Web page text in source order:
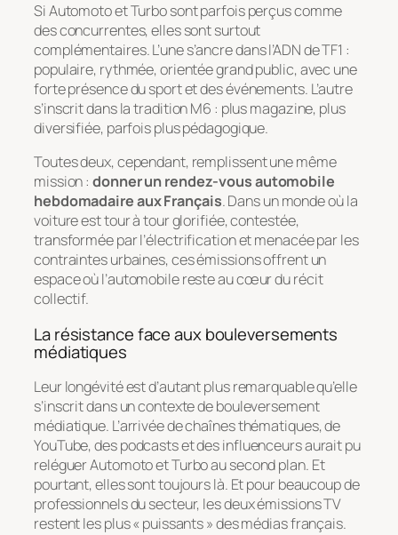
Si Automoto et Turbo sont parfois perçus comme
des concurrentes, elles sont surtout
complémentaires. L’une s’ancre dans l’ADN de TF1 :
populaire, rythmée, orientée grand public, avec une
forte présence du sport et des événements. L’autre
s’inscrit dans la tradition M6 : plus magazine, plus
diversifiée, parfois plus pédagogique.
Toutes deux, cependant, remplissent une même
mission :donner un rendez-vous automobile
hebdomadaire aux Français. Dans un monde où la
voiture est tour à tour glorifiée, contestée,
transformée par l’électrification et menacée par les
contraintes urbaines, ces émissions offrent un
espace où l’automobile reste au cœur du récit
collectif.
La résistance face aux bouleversements
médiatiques
Leur longévité est d’autant plus remarquable qu’elle
s’inscrit dans un contexte de bouleversement
médiatique. L’arrivée de chaînes thématiques, de
YouTube, des podcasts et des influenceurs aurait pu
reléguer Automoto et Turbo au second plan. Et
pourtant, elles sont toujours là. Et pour beaucoup de
professionnels du secteur, les deux émissions TV
restent les plus « puissants » des médias français.